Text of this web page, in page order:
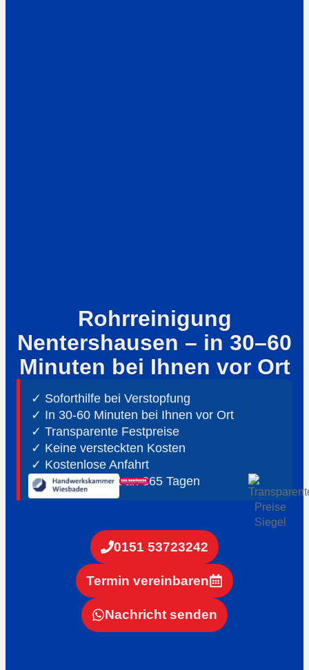
Rohrreinigung
Nentershausen – in 30–60
Minuten bei Ihnen vor Ort
✓ Soforthilfe bei Verstopfung
✓ In 30-60 Minuten bei Ihnen vor Ort
✓ ⁠Transparente Festpreise
✓ Keine versteckten Kosten
✓ Kostenlose Anfahrt
✓ ⁠24h Notdienst an 365 Tagen
0151 53723242
Termin vereinbaren
Nachricht senden